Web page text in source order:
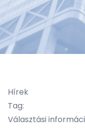
Hírek
Tag:
Választási